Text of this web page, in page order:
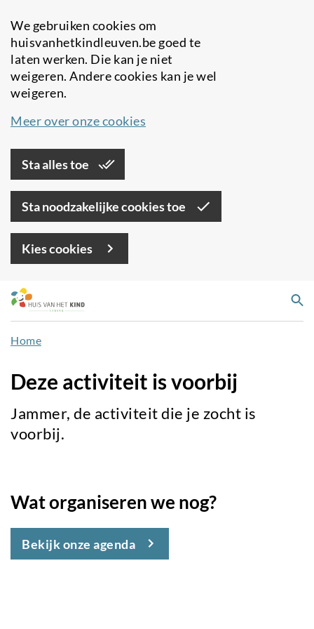
We gebruiken cookies om
huisvanhetkindleuven.be goed te
laten werken. Die kan je niet
weigeren. Andere cookies kan je wel
weigeren.
Meer over onze cookies
Sta alles toe
Sta noodzakelijke cookies toe
Kies cookies
Overslaan
en
naar
de
gaan
Home
Deze activiteit is voorbij
Jammer, de activiteit die je zocht is
voorbij.
Wat organiseren we nog?
Bekijk onze agenda